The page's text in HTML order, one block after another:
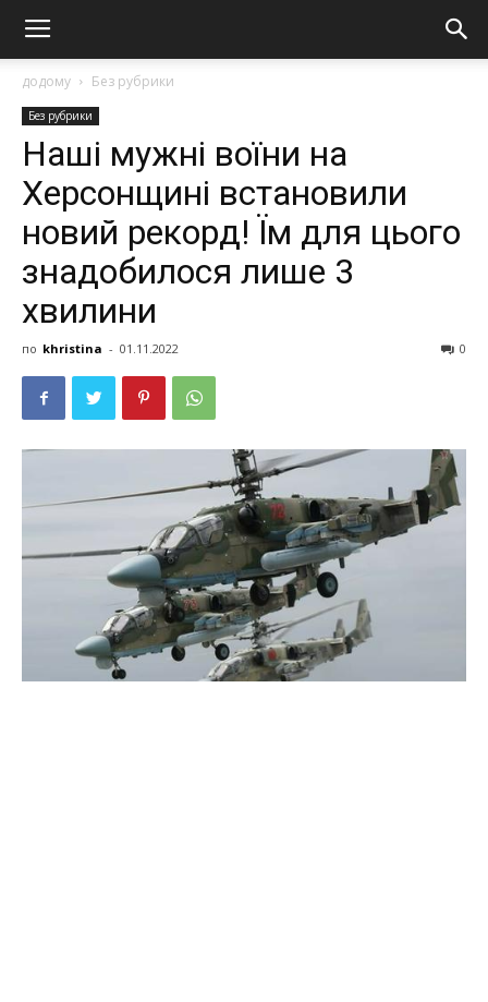
додому Без рубрики
Без рубрики
Наші мужні воїни на
Херсонщині встановили
новий рекорд! Їм для цього
знадобилося лише 3
хвилини
по khristina - 01.11.2022 0